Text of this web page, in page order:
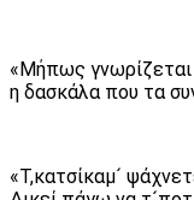
«Μήπως γνωρίζεται
η δασκάλα που τα
«Τ,κατσίκαμ´